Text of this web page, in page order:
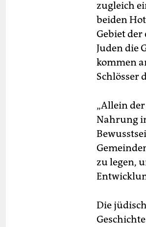
zugleich
beiden
Gebiet
Juden die
kommen
Schlösser
„Allein
Nahrung
zu legen,
Die